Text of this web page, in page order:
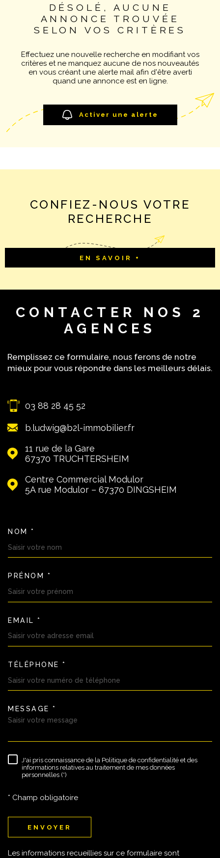
NOTRE
DÉSOLÉ, AUCUNE
ANNONCE TROUVÉE
SELON VOS CRITÈRES
Effectuez une nouvelle recherche en modifiant vos
critères et ne manquez aucune de nos nouveautés
en vous créant une alerte mail afin d'être averti
quand une annonce est en ligne.
Activer une alerte
CONFIEZ-NOUS VOTRE
RECHERCHE
EN SAVOIR +
CONTACTER NOS 2
AGENCES
Remplissez ce formulaire, nous ferons de notre
mieux pour vous répondre dans les meilleurs délais.
03 88 28 45 52
b.ludwig@b2l-immobilier.fr
11 rue de la Gare
67370
TRUCHTERSHEIM
Centre Commercial Modulor
5A rue Modulor – 67370
DINGSHEIM
NOM *
PRÉNOM *
EMAIL *
TÉLÉPHONE *
MESSAGE *
RÈGLEMENTATION
J'ai pris connaissance de la Politique de confidentialité et des
informations relatives au traitement de mes données
personnelles (*)
* Champ obligatoire
ENVOYER
Les informations recueillies sur ce formulaire sont
Pièces
PIÈCES
RECHERCHER